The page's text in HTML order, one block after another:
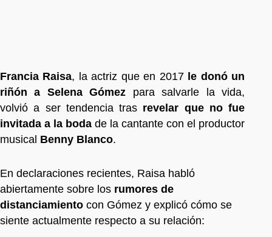
Francia Raisa, la actriz que en 2017 le donó un
riñón a Selena Gómez para salvarle la vida,
volvió a ser tendencia tras revelar que no fue
invitada a la boda de la cantante con el productor
musical Benny Blanco.
En declaraciones recientes, Raisa habló
abiertamente sobre los rumores de
distanciamiento con Gómez y explicó cómo se
siente actualmente respecto a su relación: